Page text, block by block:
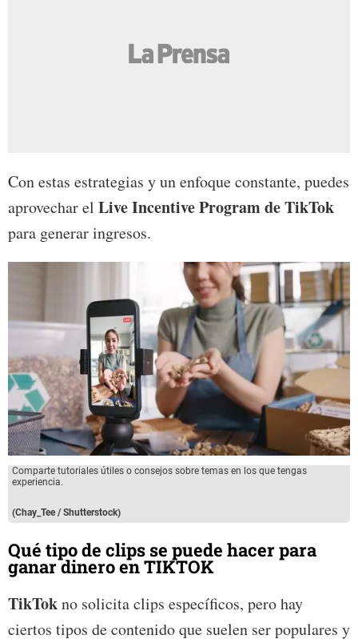
Con estas estrategias y un enfoque constante, puedes
aprovechar el Live Incentive Program de TikTok
para generar ingresos.
Comparte tutoriales útiles o consejos sobre temas en los que tengas
experiencia.
(Chay_Tee / Shutterstock)
Qué tipo de clips se puede hacer para
ganar dinero en TIKTOK
TikTokno solicita clips específicos, pero hay
ciertos tipos de contenido que suelen ser populares y